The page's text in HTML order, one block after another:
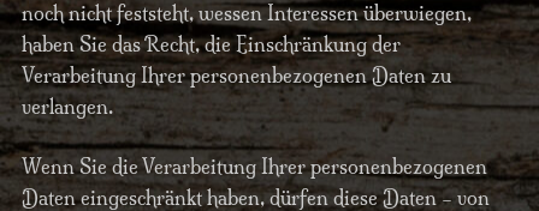
noch nicht feststeht, wessen Interessen überwiegen,
haben Sie das Recht, die Einschränkung der
Verarbeitung Ihrer personenbezogenen Daten zu
verlangen.
Wenn Sie die Verarbeitung Ihrer personenbezogenen
Daten eingeschränkt haben, dürfen diese Daten – von